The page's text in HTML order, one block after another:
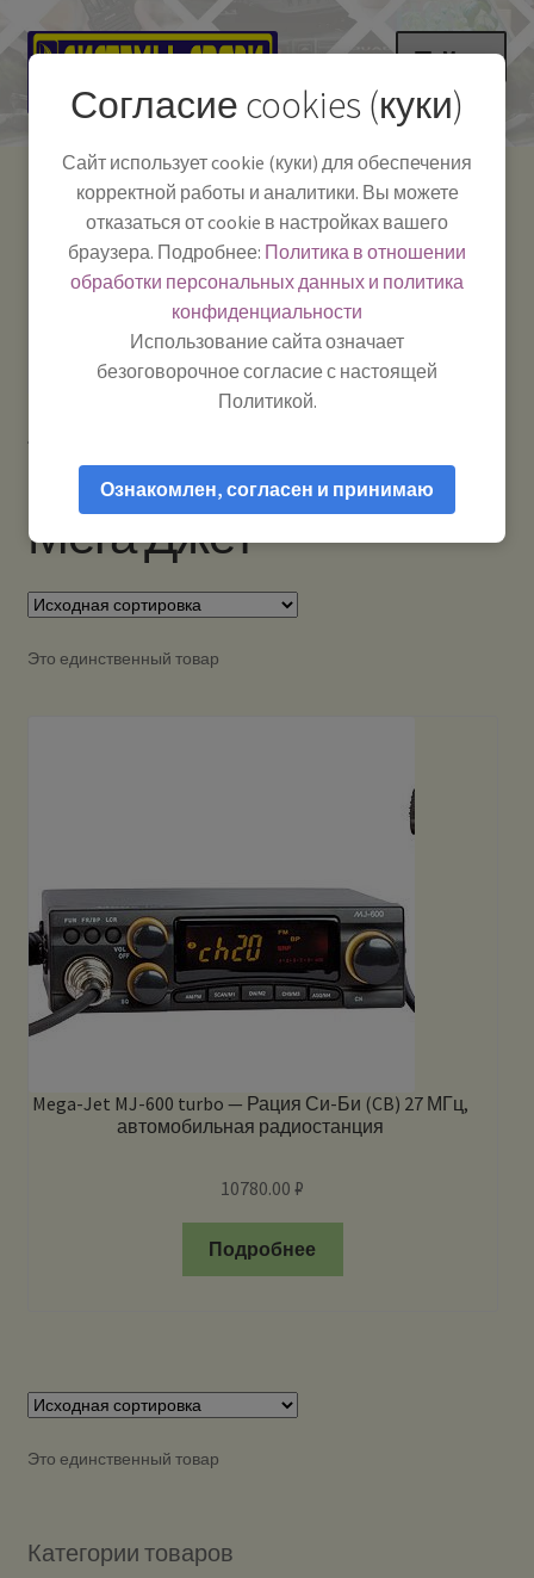
Перейти
навигации
Перейти
содержимому
Меню
Как пользоваться
Полезная информация
Мой аккаунт
Системы Связи:
г. Красноярск, ул.
Работаем:Пн-Пт:
10:00–18:00
-
Телефон:+7-
391-249-1040
Тел.|WA|Telegram:
+79029904090
Мега Джет
Это единственный товар
Mega-Jet MJ-600 turbo — Рация Си-Би (CB) 27 МГц,
автомобильная радиостанция
10780.00₽
Подробнее
Это единственный товар
Категории товаров
Согласие cookies (куки)
Сайт использует cookie (куки) для обеспечения
корректной работы и аналитики. Вы можете
отказаться от cookie в настройках вашего
браузера. Подробнее: Политика в отношении
обработки персональных данных и политика
конфиденциальности
Использование сайта означает
безоговорочное согласие с настоящей
Политикой.
Ознакомлен, согласен и принимаю